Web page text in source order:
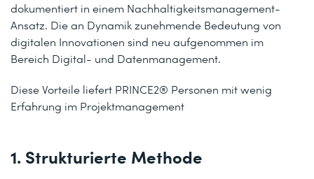
dokumentiert in einem Nachhaltigkeitsmanagement-
Ansatz. Die an Dynamik zunehmende Bedeutung von
digitalen Innovationen sind neu aufgenommen im
Bereich Digital- und Datenmanagement.
Diese Vorteile liefert PRINCE2® Personen mit wenig
Erfahrung im Projektmanagement
1. Strukturierte Methode